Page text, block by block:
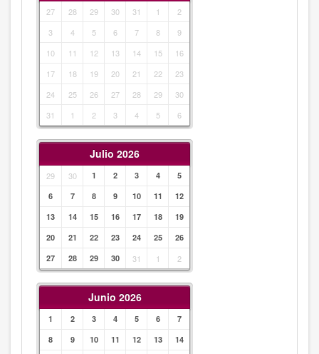
27 28 29 30 31 1
2
3
4 5 6 7 8
9
10
11 12 13 14 15
16
17
18 19 20 21 22
23
24
25 26 27 28 29
30
31
1 2 3 4 5 6
Julio 2026
29 30 1 2 3 4
5
6
7 8 9 10 11
12
13
14 15 16 17 18
19
20
21 22 23 24 25
26
27
28 29 30 31 1 2
Junio 2026
1 2 3 4 5 6
7
8
9 10 11 12 13
14